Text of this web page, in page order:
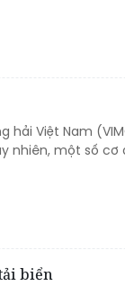
hải Việt Nam
nhiên, một số
biển